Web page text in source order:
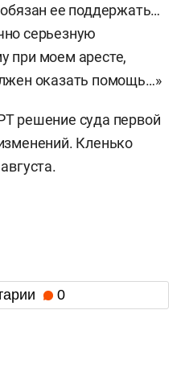
ее поддержать…
серьезную
при моем аресте,
оказать помощь…»
решение суда первой
Кленько
0